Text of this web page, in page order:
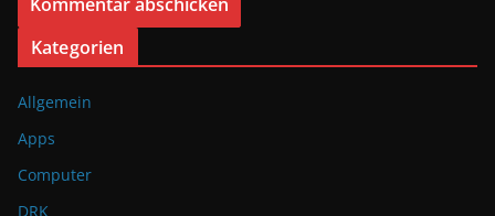
l
t
e
r
Kategorien
Allgemein
Apps
Computer
DRK